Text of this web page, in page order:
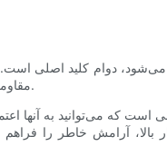
دوام کلید اصلی است.
مقاومت کنند. این قفسه‌ها برای پشتیبانی از بارهای سنگین و فراهم کردن فضای ذخیره‌سازی قابل اعتماد برای محصولات شما در درازمدت طراحی شده‌اند.
است که می‌توانید به آنها
بالا، آرامش خاطر را